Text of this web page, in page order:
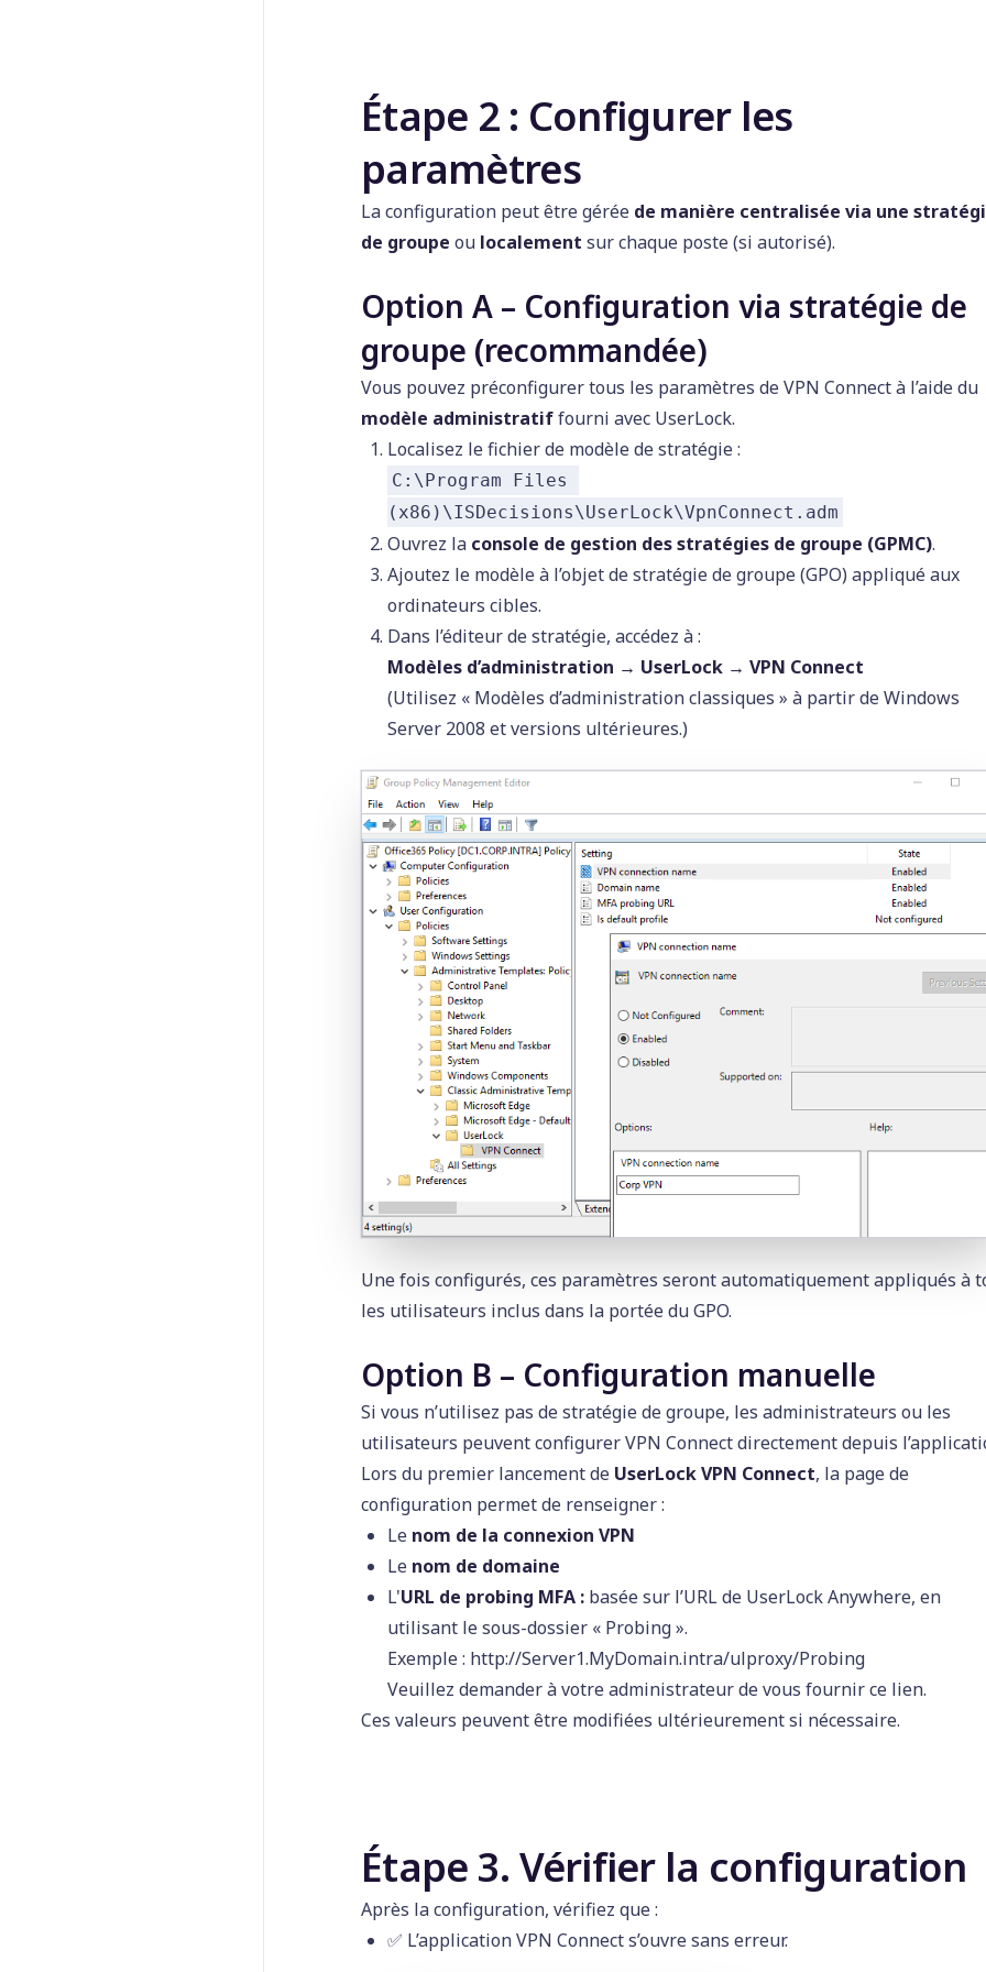
Étape 2 : Configurer les
paramètres
La configuration peut être gérée de manière centralisée via une
de groupe ou localement sur chaque poste (si autorisé).
Option A – Configuration via stratégie de
groupe (recommandée)
Vous pouvez préconfigurer tous les paramètres de VPN Connect à l’aide du
modèle administratiffourni avec UserLock.
Localisez le fichier de modèle de stratégie :
C:\Program Files
(x86)\ISDecisions\UserLock\VpnConnect.adm
Ouvrez la console de gestion des stratégies de groupe (GPMC).
Ajoutez le modèle à l’objet de stratégie de groupe (GPO) appliqué aux
ordinateurs cibles.
Dans l’éditeur de stratégie, accédez à :
Modèles d’administration → UserLock → VPN Connect
(Utilisez « Modèles d’administration classiques » à partir de Windows
Server 2008 et versions ultérieures.)
Une fois configurés, ces paramètres seront automatiquement appliqués à
les utilisateurs inclus dans la portée du GPO.
Option B – Configuration manuelle
Si vous n’utilisez pas de stratégie de groupe, les administrateurs ou les
utilisateurs peuvent configurer VPN Connect directement depuis
Lors du premier lancement de UserLock VPN Connect, la page de
configuration permet de renseigner :
Le nom de la connexion VPN
Le nom de domaine
L'URL de probing MFA : basée sur l’URL de UserLock Anywhere, en
utilisant le sous-dossier « Probing ».
Exemple : http://Server1.MyDomain.intra/ulproxy/Probing
Veuillez demander à votre administrateur de vous fournir ce lien.
Ces valeurs peuvent être modifiées ultérieurement si nécessaire.
Étape 3. Vérifier la configuration
Après la configuration, vérifiez que :
✅️ L’application VPN Connect s’ouvre sans erreur.